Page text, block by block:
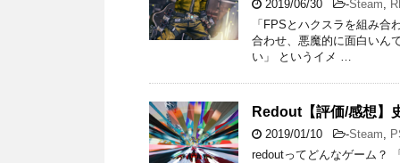
2019/06/30 -Steam,
「FPSとハクスラを組み
合わせ、悪魔的に面白いん
い」 というイメ …
Redout【評価/感想】
2019/01/10 -Steam,
redoutってどんなゲーム？